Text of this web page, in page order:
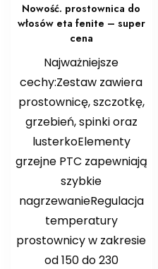
Nowość. prostownica do
włosów eta fenite – super
cena
Najważniejsze
cechy:Zestaw zawiera
prostownicę, szczotkę,
grzebień, spinki oraz
lusterkoElementy
grzejne PTC zapewniają
szybkie
nagrzewanieRegulacja
temperatury
prostownicy w zakresie
od 150 do 230